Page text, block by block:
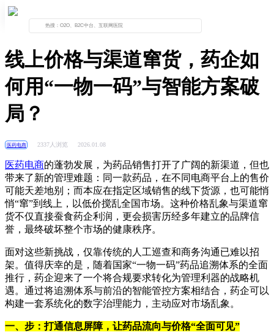
资讯列表 正文
线上价格与渠道窜货，药企如
何用“一物一码”与智能方案破
局？
医药电商 2337人浏览 2026.01.08
医药电商的蓬勃发展，为药品销售打开了广阔的新渠道，但也
带来了新的管理难题：同一款药品，在不同电商平台上的售价
可能天差地别；而本应在指定区域销售的线下货源，也可能悄
悄“窜”到线上，以低价搅乱全国市场。这种价格乱象与渠道窜
货不仅直接蚕食药企利润，更会损害历经多年建立的品牌信
誉，最终破坏整个市场的健康秩序。
面对这些新挑战，仅靠传统的人工巡查和商务沟通已难以招
架。值得庆幸的是，随着国家“一物一码”药品追溯体系的全面
推行，药企迎来了一个将合规要求转化为管理利器的战略机
遇。通过将追溯体系与前沿的智能管控方案相结合，药企可以
构建一套系统化的数字治理能力，主动应对市场乱象。
一、步：打通信息屏障，让药品流向与价格“全面可见”